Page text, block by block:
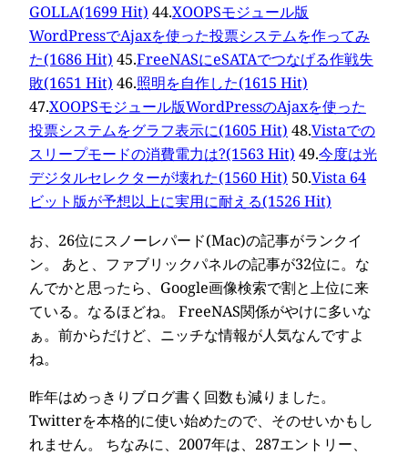
GOLLA(1699 Hit) 44.XOOPSモジュール版
WordPressでAjaxを使った投票システムを作ってみ
た(1686 Hit) 45.FreeNASにeSATAでつなげる作戦失
敗(1651 Hit) 46.照明を自作した(1615 Hit)
47.XOOPSモジュール版WordPressのAjaxを使った
投票システムをグラフ表示に(1605 Hit) 48.Vistaでの
スリープモードの消費電力は?(1563 Hit) 49.今度は光
デジタルセレクターが壊れた(1560 Hit) 50.Vista 64
ビット版が予想以上に実用に耐える(1526 Hit)
お、26位にスノーレパード(Mac)の記事がランクイ
ン。 あと、ファブリックパネルの記事が32位に。な
んでかと思ったら、Google画像検索で割と上位に来
ている。なるほどね。 FreeNAS関係がやけに多いな
ぁ。前からだけど、ニッチな情報が人気なんですよ
ね。
昨年はめっきりブログ書く回数も減りました。
Twitterを本格的に使い始めたので、そのせいかもし
れません。 ちなみに、2007年は、287エントリー、